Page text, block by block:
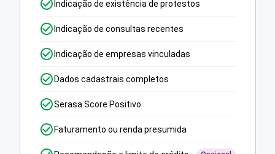
Indicação de existência de protestos
Indicação de consultas recentes
Indicação de empresas vinculadas
Dados cadastrais completos
Serasa Score Positivo
Faturamento ou renda presumida